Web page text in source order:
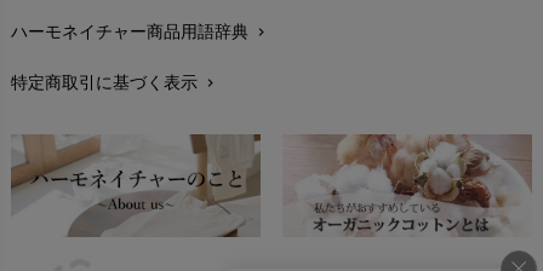
レビューを書こうchevron_right
返品交換chevron_right
FAXでのご注文
お問い合わせchevron_right
ハーモネイチャー商品用語辞典 chevron_right
特定商取引に基づく表示 chevron_right